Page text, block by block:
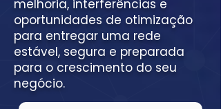
melhoria, interferências e
oportunidades de otimização
para entregar uma rede
estável, segura e preparada
para o crescimento do seu
negócio.